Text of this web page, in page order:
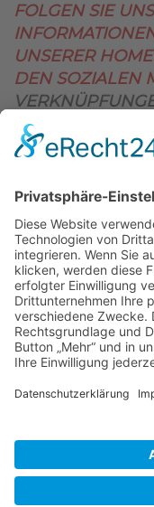
FOLGEN SIE
UNSERER
DEN SOZIALEN
OBEREN
1871 E.V.
1. Vorsitzender
Matthias Bohmann
Siebeneichen 13
92237 Sulzbach-
E-Mail: